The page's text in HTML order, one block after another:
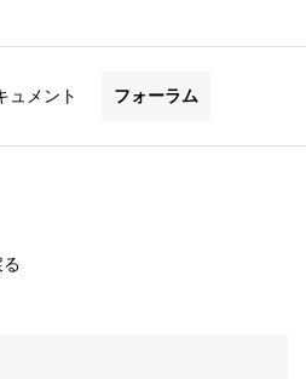
ュメント フォーラム